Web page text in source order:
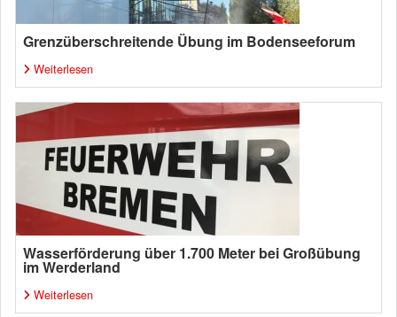
Grenzüberschreitende Übung im Bodenseeforum
Weiterlesen
Wasserförderung über 1.700 Meter bei Großübung
im Werderland
Weiterlesen